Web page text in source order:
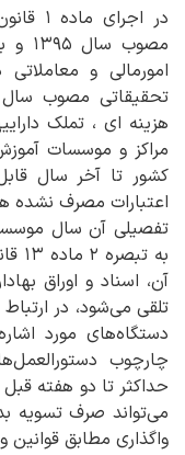
در
امورمالی و
هزینه ای ، تملک
مراکز و موسسات
کشور تا آخر سال
اعتبارات مصرف
تفصیلی آن سال
به
آن، اسناد و اوراق
تلقی می‌شود، در
چارچوب
حداکثر تا دو هفته
می‌تواند صرف تسویه
واگذاری مطابق قوانین